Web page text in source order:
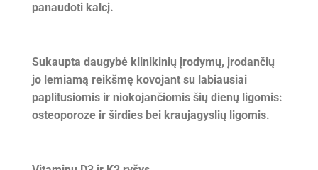
panaudoti kalcį.
Sukaupta daugybė klinikinių įrodymų, įrodančių
jo lemiamą reikšmę kovojant su labiausiai
paplitusiomis ir niokojančiomis šių dienų ligomis:
osteoporoze ir širdies bei kraujagyslių ligomis.